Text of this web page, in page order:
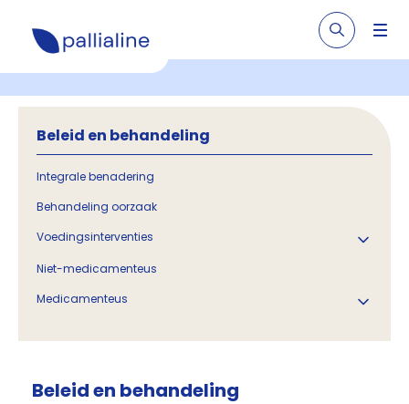
Beleid en behandeling
Integrale benadering
Behandeling oorzaak
Voedingsinterventies
Niet-medicamenteus
Medicamenteus
Beleid en behandeling